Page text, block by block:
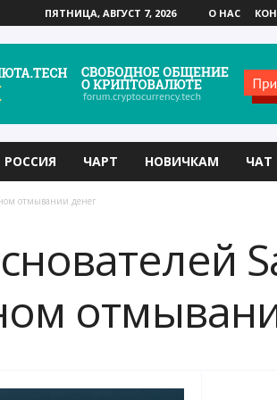
ПЯТНИЦА, АВГУСТ 7, 2026 О НАС
РОССИЯ ЧАРТ НОВИЧКАМ ЧАТ
отмывании денег